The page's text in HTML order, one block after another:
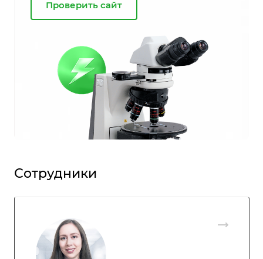
Проверить сайт
Сотрудники